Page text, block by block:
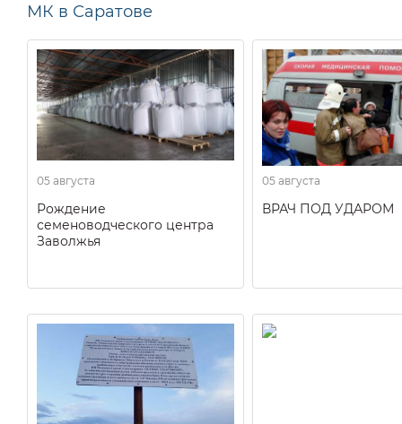
МК в Саратове
05 августа
Рождение
семеноводческого центра
Заволжья
05 августа
ВРАЧ ПОД УДАРОМ